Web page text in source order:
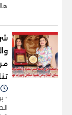
-